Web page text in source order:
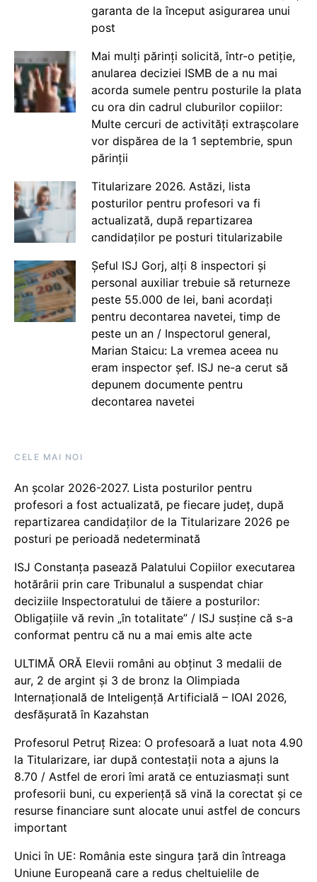
garanta de la început asigurarea unui
post
Mai mulți părinți solicită, într-o petiție,
anularea deciziei ISMB de a nu mai
acorda sumele pentru posturile la plata
cu ora din cadrul cluburilor copiilor:
Multe cercuri de activități extrașcolare
vor dispărea de la 1 septembrie, spun
părinții
Titularizare 2026. Astăzi, lista
posturilor pentru profesori va fi
actualizată, după repartizarea
candidaților pe posturi titularizabile
Șeful ISJ Gorj, alți 8 inspectori și
personal auxiliar trebuie să returneze
peste 55.000 de lei, bani acordați
pentru decontarea navetei, timp de
peste un an / Inspectorul general,
Marian Staicu: La vremea aceea nu
eram inspector șef. ISJ ne-a cerut să
depunem documente pentru
decontarea navetei
CELE MAI NOI
An școlar 2026-2027. Lista posturilor pentru
profesori a fost actualizată, pe fiecare județ, după
repartizarea candidaților de la Titularizare 2026 pe
posturi pe perioadă nedeterminată
ISJ Constanța pasează Palatului Copiilor executarea
hotărârii prin care Tribunalul a suspendat chiar
deciziile Inspectoratului de tăiere a posturilor:
Obligațiile vă revin „în totalitate” / ISJ susține că s-a
conformat pentru că nu a mai emis alte acte
ULTIMĂ ORĂ Elevii români au obținut 3 medalii de
aur, 2 de argint și 3 de bronz la Olimpiada
Internațională de Inteligență Artificială – IOAI 2026,
desfășurată în Kazahstan
Profesorul Petruț Rizea: O profesoară a luat nota 4.90
la Titularizare, iar după contestații nota a ajuns la
8.70 / Astfel de erori îmi arată ce entuziasmați sunt
profesorii buni, cu experiență să vină la corectat și ce
resurse financiare sunt alocate unui astfel de concurs
important
Unici în UE: România este singura țară din întreaga
Uniune Europeană care a redus cheltuielile de